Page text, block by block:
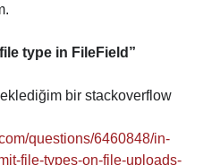
type in FileField”
bir stackoverflow
questions/6460848/in-
file-types-on-file-uploads-